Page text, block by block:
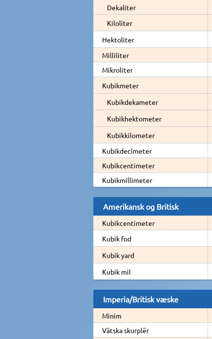
Dekaliter
Kiloliter
Hektoliter
Milliliter
Mikroliter
Kubikmeter
Kubikdekameter
Kubikhektometer
Kubikkilometer
Kubikdecimeter
Kubikcentimeter
Kubikmillimeter
Amerikansk og Britisk
Kubikcentimeter
Kubik fod
Kubik yard
Kubik mil
Imperia/Britisk væske
Minim
Vätska skurplër